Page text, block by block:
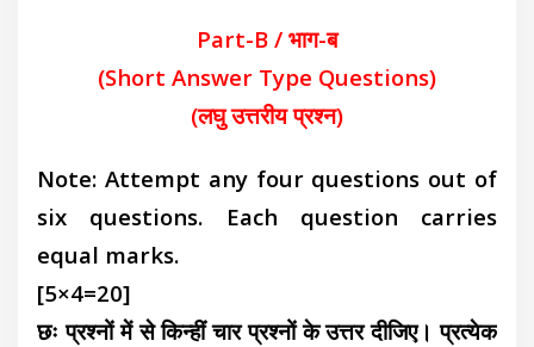
Part-B / भाग-ब
(Short Answer Type Questions)
(लघु उत्तरीय प्रश्न)
Note: Attempt any four questions out of
six questions. Each question carries
equal marks.
[5×4=20]
छः प्रश्नों में से किन्हीं चार प्रश्नों के उत्तर दीजिए। प्रत्येक